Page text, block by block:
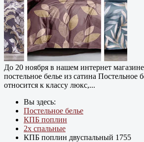
До 20 ноября в нашем интернет
постельное белье из сатина Постельное
относится к классу люкс,...
Вы здесь:
Постельное белье
КПБ поплин
2х спальные
КПБ поплин двуспальный 1755